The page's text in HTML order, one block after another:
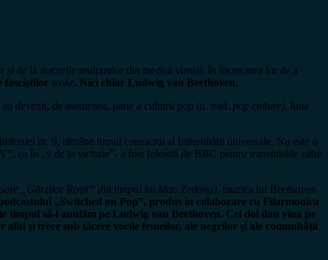
și de la atacurile mulțimilor din mediul virtual, în încercarea lor de a
fasciștilor woke. Nici chiar Ludwig van Beethoven.
devenit, de asemenea, parte a culturii pop (n. trad. pop culture), linia
nr. 9, rămâne imnul consacrat al fraternității universale. Nu este o
ca în „v de la victorie”- a fost folosită de BBC pentru transmisiile către
„Gărzilor Roșii” din timpul lui Mao Zedong), muzica lui Beethoven
„Switched on Pop”, produs în colaborare cu Filarmonica
timpul să-l anulăm pe Ludwig van Beethoven. Cei doi dau vina pe
și trece sub tăcere vocile femeilor, ale negrilor și ale comunității